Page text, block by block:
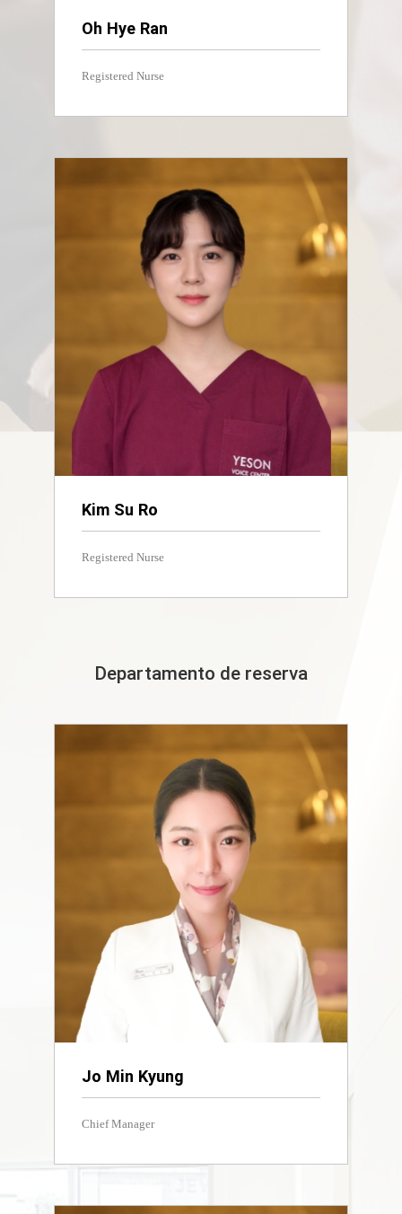
Oh Hye Ran
Registered Nurse
Kim Su Ro
Registered Nurse
Departamento de reserva
Jo Min Kyung
Chief Manager